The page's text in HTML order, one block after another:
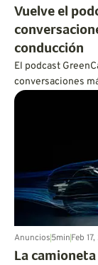
Vuelve el
conducción
El podcast
conversaciones
los híbridos, la
Anuncios5minFeb
La